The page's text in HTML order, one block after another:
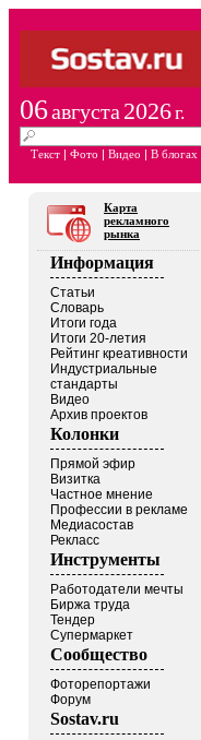
06августа 2026г.
Текст | Фото | Видео | В блогах
Карта
рекламного
рынка
Информация
Статьи
Словарь
Итоги года
Итоги 20-летия
Рейтинг креативности
Индустриальные
стандарты
Видео
Архив проектов
Колонки
Прямой эфир
Визитка
Частное мнение
Профессии в рекламе
Медиасостав
Рекласс
Инструменты
Работодатели мечты
Биржа труда
Тендер
Супермаркет
Сообщество
Фоторепортажи
Форум
Sostav.ru